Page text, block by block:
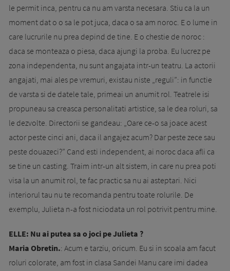
le permit inca, pentru ca nu am varsta necesara. Stiu ca la un
moment dat o o sa le pot juca, daca o sa am noroc. E o lume in
care lucrurile nu prea depind de tine. E o chestie de noroc :
daca se monteaza o piesa, daca ajungi la proba. Eu lucrez pe
zona independenta, nu sunt angajata intr-un teatru. La actorii
angajati, mai ales pe vremuri, existau niste „reguli”: in functie
de varsta si de datele tale, primeai un anumit rol. Teatrele isi
propuneau sa creasca personalitati artistice, sa le dea roluri, sa
le dezvolte. Directorii se gandeau: „Oare ce-o sa joace acest
actor peste cinci ani, daca il angajez acum? Dar peste zece sau
peste douazeci?” Cand esti independent, ai noroc daca afli ca
se tine un casting. Traim intr-un alt sistem, in care nu prea poti
visa la un anumit rol, te fac practic sa nu ai asteptari. Nici
interiorul tau nu te recomanda pentru toate rolurile. De
exemplu, Julieta n-a fost niciodata un rol potrivit pentru mine.
ELLE: Nu ai putea sa o joci pe Julieta ?
Maria Obretin.: Acum e tarziu, oricum. Eu si in scoala am facut
roluri colorate, am fost in clasa Sandei Manu care imi dadea